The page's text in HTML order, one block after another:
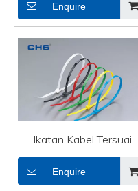
Pc
Enquire
Ikatan Kabel Tersuai
Boleh Dilepaskan untuk
Lampu Rentetan
Enquire